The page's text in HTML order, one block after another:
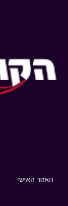
האזור האישי